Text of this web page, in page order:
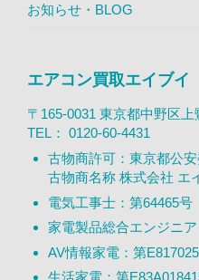
お知らせ・BLOG
エアコン買取エイブイ
〒165-0031 東京都中野区
TEL： 0120-60-4431
古物商許可：東京都公
古物商名称 株式会社 エ
電気工事士：第64465号
家電製品総合エンジニア
AV情報家電：第